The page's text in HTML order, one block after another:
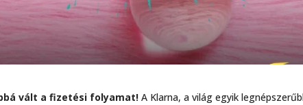
vált a fizetési folyamat! A Klarna, a világ egyik